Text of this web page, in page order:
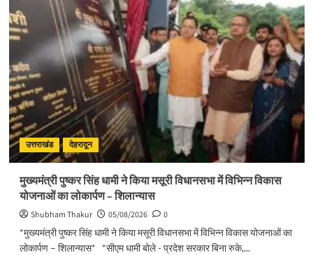
सुरक्षा
पर
डीएम
का
सख्त
एक्शन,
ब्लैक
स्पॉट
होंगे
सुरक्षित,
हर
माह
प्रगति
समीक्षा
उत्तराखंड देहरादून
मुख्यमंत्री पुष्कर सिंह धामी ने किया मसूरी विधानसभा में विभिन्न विकास
योजनाओं का लोकार्पण – शिलान्यास
Shubham Thakur 05/08/2026
0
*मुख्यमंत्री पुष्कर सिंह धामी ने किया मसूरी विधानसभा में विभिन्न विकास योजनाओं का
लोकार्पण – शिलान्यास* *सीएम धामी बोले - प्रदेश सरकार बिना रुके,...